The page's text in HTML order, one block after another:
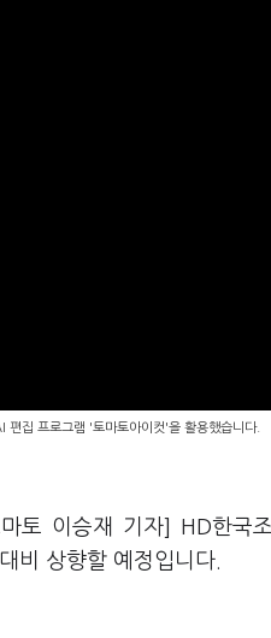
편집 프로그램 '토마토아이컷'을 활용했습니다.
토 이승재 기자] HD한국
비 상향할 예정입니다.